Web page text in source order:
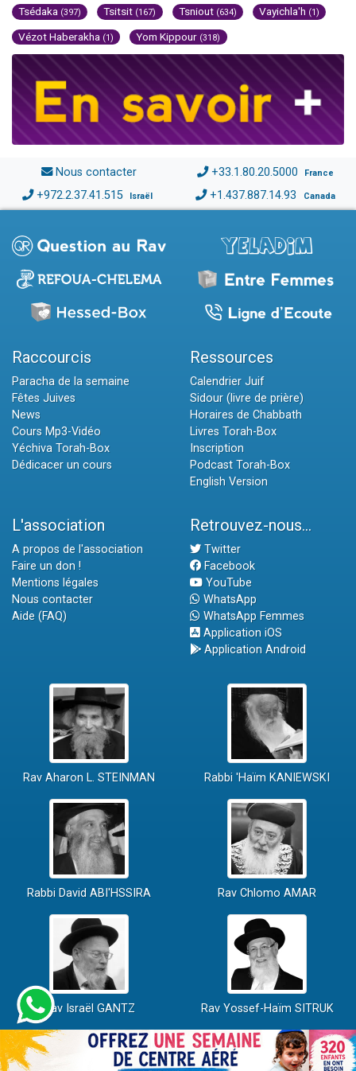
Tsédaka (397) Tsitsit (167) Tsniout (634) Vayichla'h (1)
Vézot Haberakha (1) Yom Kippour (318)
Nous contacter +33.1.80.20.5000 France
+972.2.37.41.515 Israël +1.437.887.14.93 Canada
Raccourcis
Paracha de la semaine
Fêtes Juives
News
Cours Mp3-Vidéo
Yéchiva Torah-Box
Dédicacer un cours
Ressources
Calendrier Juif
Sidour (livre de prière)
Horaires de Chabbath
Livres Torah-Box
Inscription
Podcast Torah-Box
English Version
L'association
A propos de l'association
Faire un don !
Mentions légales
Nous contacter
Aide (FAQ)
Retrouvez-nous...
Twitter
Facebook
YouTube
WhatsApp
WhatsApp Femmes
Application iOS
Application Android
Rav Aharon L. STEINMAN Rabbi 'Haïm KANIEWSKI
Rabbi David ABI'HSSIRA Rav Chlomo AMAR
Rav Israël GANTZ Rav Yossef-Haïm SITRUK